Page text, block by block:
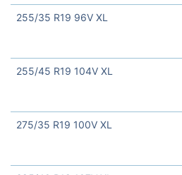
255/35 R19 96V XL
255/45 R19 104V XL
275/35 R19 100V XL